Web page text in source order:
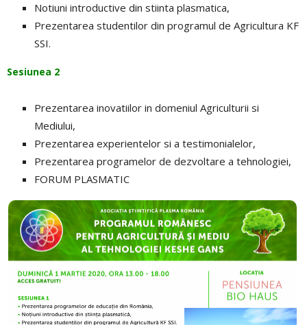
Notiuni introductive din stiinta plasmatica,
Prezentarea studentilor din programul de Agricultura KF
SSI.
Sesiunea 2
Prezentarea inovatiilor in domeniul Agriculturii si
Mediului,
Prezentarea experientelor si a testimonialelor,
Prezentarea programelor de dezvoltare a tehnologiei,
FORUM PLASMATIC